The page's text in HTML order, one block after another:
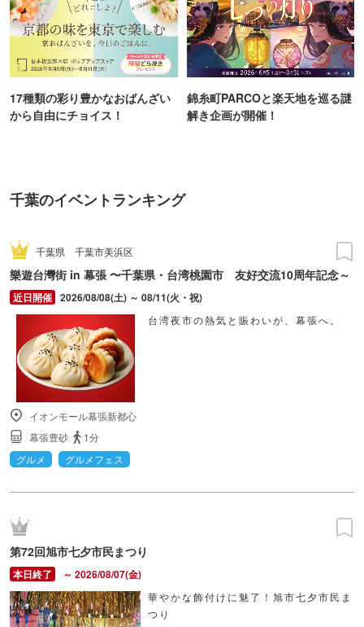
17種類の彩り豊かなおばんざい
から自由にチョイス！
錦糸町PARCOと楽天地を巡る謎
解き企画が開催！
千葉のイベントランキング
千葉県 千葉市美浜区
樂遊台灣街 in 幕張 〜千葉県・台湾桃園市 友好交流10周年記念～
2026/08/08(土) ～ 08/11(火・祝)
台湾夜市の熱気と賑わいが、幕張へ。
イオンモール幕張新都心
幕張豊砂
1分
グルメ
グルメフェス
第72回旭市七夕市民まつり
～ 2026/08/07(金)
華やかな飾付けに魅了！旭市七夕市民ま
つり